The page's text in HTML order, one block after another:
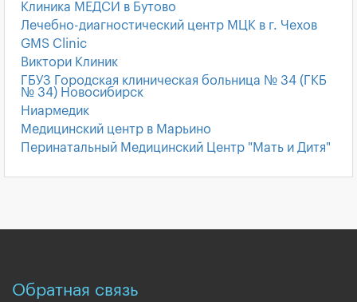
Клиника МЕДСИ в Бутово
Лечебно-диагностический центр МЦК в г. Чехов
GMS Clinic
Виктори Клиник
ГБУЗ Городская клиническая больница № 34 (ГКБ
№ 34) Новосибирск
Ниармедик
Медицинский центр в Марьино
Перинатальный Медицинский Центр "Мать и Дитя"
Обратная связь